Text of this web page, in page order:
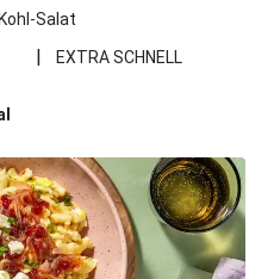
Salat
| EXTRA SCHNELL